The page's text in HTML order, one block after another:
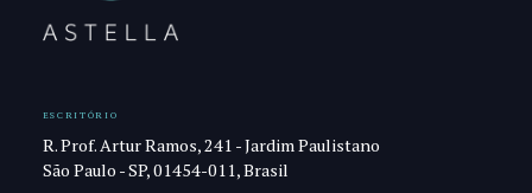
ESCRITÓRIO
R. Prof. Artur Ramos, 241 - Jardim Paulistano
São Paulo - SP, 01454-011, Brasil